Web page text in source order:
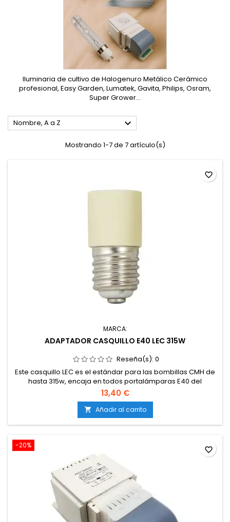
Iluminaria de cultivo de Halogenuro Metálico Cerámico
profesional, Easy Garden, Lumatek, Gavita, Philips, Osram,
Super Grower...
Nombre, A a Z 
Mostrando 1-7 de 7 artículo(s)
MARCA:
ADAPTADOR CASQUILLO E40 LEC 315W
Reseña(s): 0
Este casquillo LEC es el estándar para las bombillas CMH de
hasta 315w, encaja en todos portalámparas E40 del
mercado, fabricado en cerámica de alta calidad.
13,40 €
 Añadir al carrito
favorite_border
-20% favorite_border